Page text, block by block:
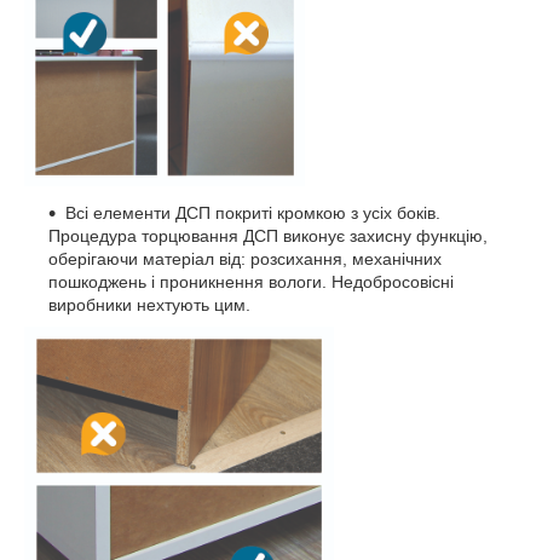
Всі елементи ДСП покриті кромкою з усіх боків.
Процедура торцювання ДСП виконує захисну функцію,
оберігаючи матеріал від: розсихання, механічних
пошкоджень і проникнення вологи. Недобросовісні
виробники нехтують цим.